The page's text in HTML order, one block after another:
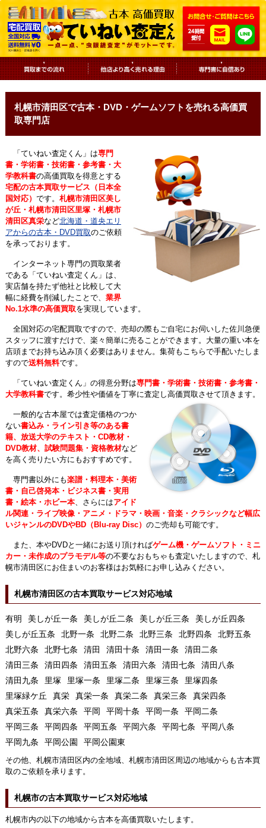
札幌市清田区で古本・DVD・ゲームソフトを売れる高価買
取専門店
「ていねい査定くん」は専門
書・学術書・技術書・参考書・大
学教科書の高価買取を得意とする
宅配の古本買取サービス（日本全
国対応） です。 札幌市清田区美し
が丘・札幌市清田区里塚・札幌市
清田区真栄など北海道・道央エリ
アからの古本・DVD買取のご依頼
を承っております。
インターネット専門の買取業者
である「ていねい査定くん」は、
実店舗を持たず他社と比較して大
幅に経費を削減したことで、 業界
No.1水準の高価買取を実現しています。
全国対応の宅配買取ですので、売却の際もご自宅にお伺いした佐川急便
スタッフに渡すだけで、楽々簡単に売ることができます。大量の重い本を
店頭までお持ち込み頂く必要はありません。集荷もこちらで手配いたしま
すので送料無料です。
「ていねい査定くん」の得意分野は専門書・学術書・技術書・参考書・
大学教科書です。希少性や価値を丁寧に査定し高価買取させて頂きます。
一般的な古本屋では査定価格のつか
ない書込み・ライン引き等のある書
籍、放送大学のテキスト・CD教材・
DVD教材、試験問題集・資格教材など
を高く売りたい方にもおすすめです。
専門書以外にも楽譜・料理本・美術
書・自己啓発本・ビジネス書・実用
書・絵本・ホビー本、さらにはアイド
ル関連・ライブ映像・アニメ・ドラマ・映画・音楽・クラシックなど幅広
いジャンルのDVDやBD（Blu-ray Disc） のご売却も可能です。
また、本やDVDと一緒にお送り頂ければゲーム機・ゲームソフト・ミニ
カー・未作成のプラモデル等の不要なおもちゃも査定いたしますので、札
幌市清田区にお住まいのお客様はお気軽にお申し込みください。
札幌市清田区の古本買取サービス対応地域
有明 美しが丘一条 美しが丘二条 美しが丘三条
美しが丘四条
美しが丘五条
北野一条 北野二条 北野三条 北野四条
北野五条
北野六条
北野七条 清田 清田十条 清田一条
清田二条
清田三条
清田四条 清田五条 清田六条 清田七条
清田八条
清田九条
里塚 里塚一条 里塚二条 里塚三条
里塚四条
里塚緑ケ丘
真栄 真栄一条 真栄二条 真栄三条
真栄四条
真栄五条
真栄六条 平岡 平岡十条 平岡一条
平岡二条
平岡三条
平岡四条 平岡五条 平岡六条 平岡七条
平岡八条
平岡九条
平岡公園 平岡公園東
その他、札幌市清田区内の全地域、札幌市清田区周辺の地域からも古本買
取のご依頼を承ります。
札幌市の古本買取サービス対応地域
札幌市内の以下の地域から古本を高価買取いたします。